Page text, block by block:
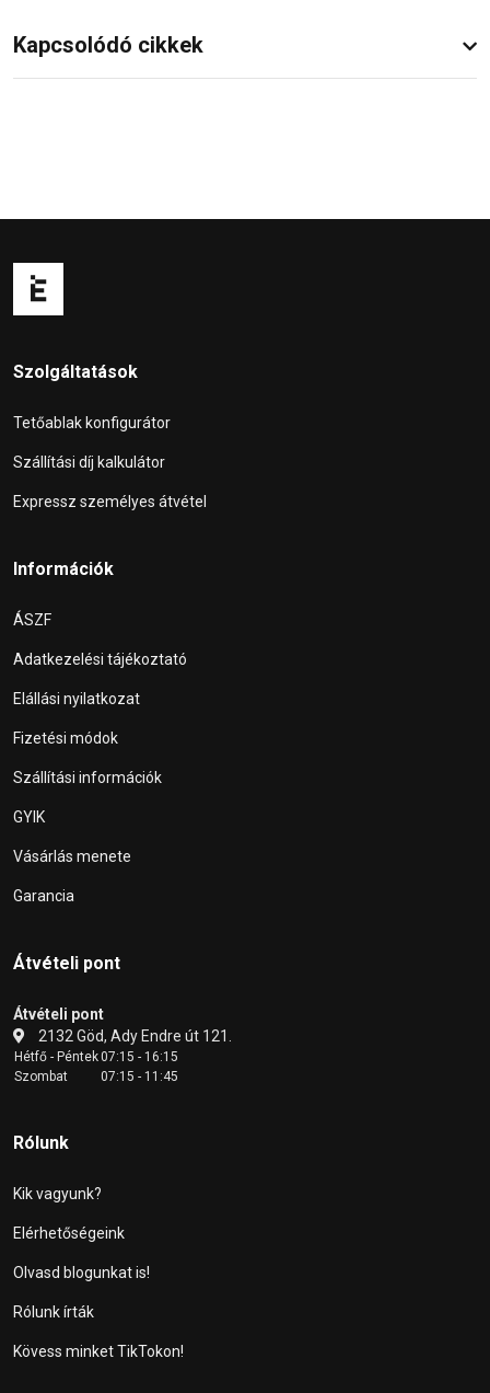
Kapcsolódó cikkek
Szolgáltatások
Tetőablak konfigurátor
Szállítási díj kalkulátor
Expressz személyes átvétel
Információk
ÁSZF
Adatkezelési tájékoztató
Elállási nyilatkozat
Fizetési módok
Szállítási információk
GYIK
Vásárlás menete
Garancia
Átvételi pont
Átvételi pont
2132 Göd, Ady Endre út 121.
Hétfő - Péntek07:15 - 16:15
Szombat
07:15 - 11:45
Rólunk
Kik vagyunk?
Elérhetőségeink
Olvasd blogunkat is!
Rólunk írták
Kövess minket TikTokon!